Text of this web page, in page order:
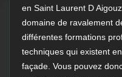
en Saint Laurent D
domaine de ravalement
différentes formations
techniques qui existent
façade. Vous pouvez